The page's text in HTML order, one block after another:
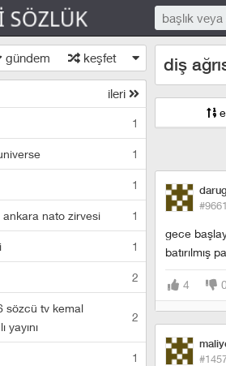
gündem keşfet
ileri
1
1
1
nato zirvesi 1
1
2
sözcü tv kemal
yayını
2
1
diş
gece
batırılmış
4 0